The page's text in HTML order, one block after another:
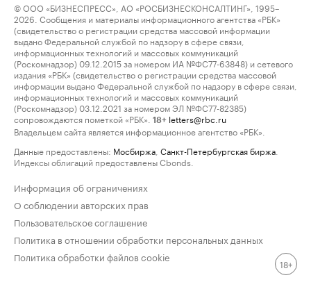
© ООО «БИЗНЕСПРЕСС», АО «РОСБИЗНЕСКОНСАЛТИНГ», 1995–
2026. Сообщения и материалы информационного агентства «РБК»
(свидетельство о регистрации средства массовой информации
выдано Федеральной службой по надзору в сфере связи,
информационных технологий и массовых коммуникаций
(Роскомнадзор) 09.12.2015 за номером ИА №ФС77-63848) и сетевого
издания «РБК» (свидетельство о регистрации средства массовой
информации выдано Федеральной службой по надзору в сфере связи,
информационных технологий и массовых коммуникаций
(Роскомнадзор) 03.12.2021 за номером ЭЛ №ФС77-82385)
сопровождаются пометкой «РБК».
18+ letters@rbc.ru
Владельцем сайта является информационное агентство «РБК».
Данные предоставлены: Мосбиржа Санкт-Петербургская биржа
Индексы облигаций предоставлены Cbonds.
Информация об ограничениях
О соблюдении авторских прав
Пользовательское соглашение
Политика в отношении обработки персональных данных
Политика обработки файлов cookie
18+